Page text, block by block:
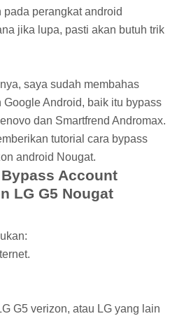
perangkat android
jika lupa, pasti akan butuh trik
saya sudah membahas
Android, baik itu bypass
dan Smartfrend Andromax.
tutorial cara bypass
android Nougat.
Account
LG G5 Nougat
G5 verizon, atau LG yang lain